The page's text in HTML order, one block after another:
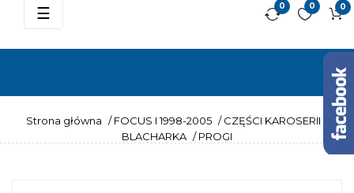
0
0
0
Przełącz
☰
Strona główna / FOCUS I 1998-2005 / CZĘŚCI KAROSERII –
BLACHARKA / PROGI